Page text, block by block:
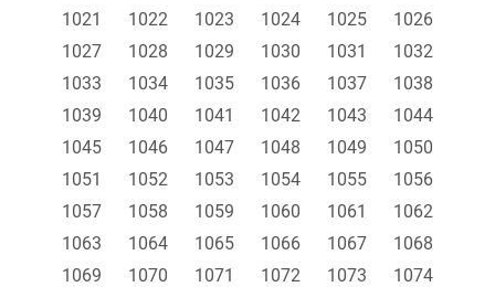
1021
1022 1023 1024 1025
1026
1027
1028 1029 1030 1031
1032
1033
1034 1035 1036 1037
1038
1039
1040 1041 1042 1043
1044
1045
1046 1047 1048 1049
1050
1051
1052 1053 1054 1055
1056
1057
1058 1059 1060 1061
1062
1063
1064 1065 1066 1067
1068
1069
1070 1071 1072 1073
1074